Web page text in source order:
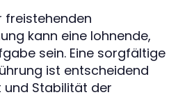
freistehenden
kann eine lohnende,
sein. Eine sorgfältige
ist entscheidend
und Stabilität der